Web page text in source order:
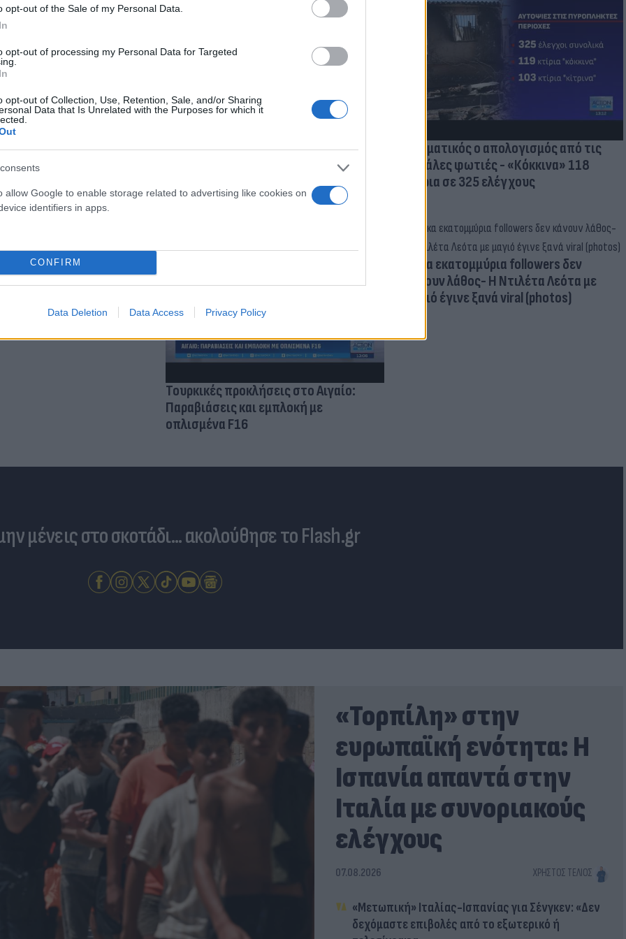
opt-out of the Sale of my Personal Data.
opt-out of processing my Personal Data for Targeted
opt-out of Collection, Use, Retention, Sale, and/or Sharing
Data that Is Unrelated with the Purposes for which it
allow Google to enable storage related to advertising like cookies on
identifiers in apps.
CONFIRM
Data Deletion Data Access Privacy Policy
κόσμου στο γήπεδο
(video)
επιστήμονες ρίχνουν φως στις
Δραματικός ο απολογισμός από τις
μεγάλες φωτιές - «Κόκκινα» 118
κτίρια σε 325 ελέγχους
3,5 φορές
ο κίνδυνος σοβαρής
Τουρκικές προκλήσεις στο Αιγαίο:
Παραβιάσεις και εμπλοκή με
οπλισμένα F16
Δέκα εκατομμύρια followers δεν
κάνουν λάθος- Η Ντιλέτα Λεότα με
μαγιό έγινε ξανά viral (photos)
μένεις στο σκοτάδι... ακολούθησε το Flash.gr
«Τορπίλη» στην
ευρωπαϊκή ενότητα: Η
Ισπανία απαντά στην
Ιταλία με συνοριακούς
ελέγχους
07.08.2026 ΧΡΉΣΤΟΣ ΤΈΛΙΟΣ
«Μετωπική» Ιταλίας-Ισπανίας για Σένγκεν: «Δεν
δεχόμαστε επιβολές από το εξωτερικό ή